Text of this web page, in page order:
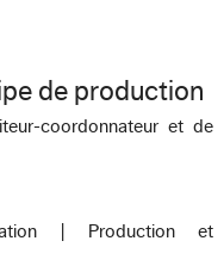
de production
coordonnateur et de
| Production et